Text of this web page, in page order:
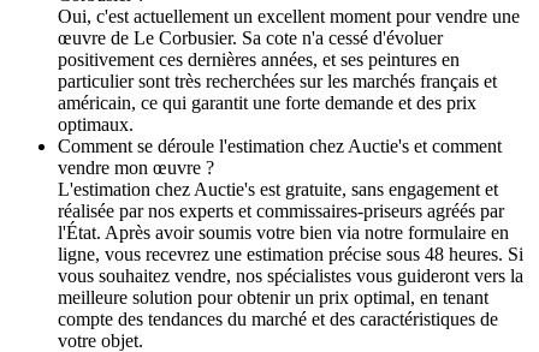
Oui, c'est actuellement un excellent moment pour vendre une
œuvre de Le Corbusier. Sa cote n'a cessé d'évoluer
positivement ces dernières années, et ses peintures en
particulier sont très recherchées sur les marchés français et
américain, ce qui garantit une forte demande et des prix
optimaux.
Comment se déroule l'estimation chez Auctie's et comment
vendre mon œuvre ?
L'estimation chez Auctie's est gratuite, sans engagement et
réalisée par nos experts et commissaires-priseurs agréés par
l'État. Après avoir soumis votre bien via notre formulaire en
ligne, vous recevrez une estimation précise sous 48 heures. Si
vous souhaitez vendre, nos spécialistes vous guideront vers la
meilleure solution pour obtenir un prix optimal, en tenant
compte des tendances du marché et des caractéristiques de
votre objet.